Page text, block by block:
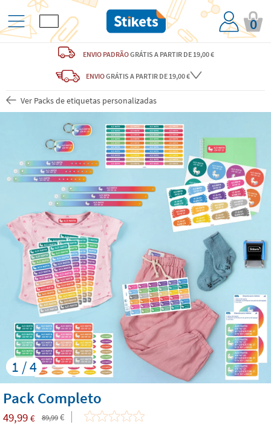
0
ENVIO PADRÃOGRÁTIS A PARTIR DE 19,00 €
ENVIOGRÁTIS A PARTIR DE 19,00 €
Ver Packs de etiquetas personalizadas
1 / 4
Pack Completo
49,99 € 89,99€